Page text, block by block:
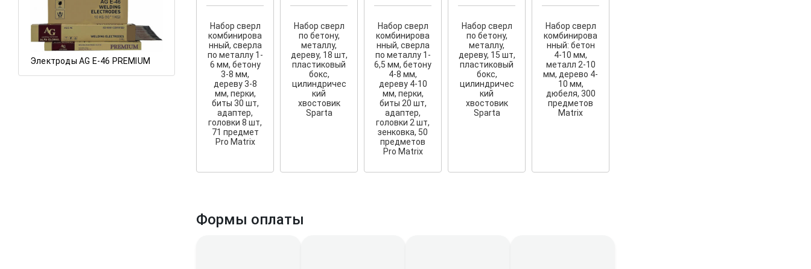
Электроды AG E-46 PREMIUM
Набор сверл
комбинирова
нный, сверла
по металлу 1-
6 мм, бетону
3-8 мм,
дереву 3-8
мм, перки,
биты 30 шт,
адаптер,
головки 8 шт,
71 предмет
Pro Matrix
Набор сверл
по бетону,
металлу,
дереву, 18 шт,
пластиковый
бокс,
цилиндричес
кий
хвостовик
Sparta
Набор сверл
комбинирова
нный, сверла
по металлу 1-
6,5 мм, бетону
4-8 мм,
дереву 4-10
мм, перки,
биты 20 шт,
адаптер,
головки 2 шт,
зенковка, 50
предметов
Pro Matrix
Набор сверл
по бетону,
металлу,
дереву, 15 шт,
пластиковый
бокс,
цилиндричес
кий
хвостовик
Sparta
Набор сверл
комбинирова
нный: бетон
4-10 мм,
металл 2-10
мм, дерево 4-
10 мм,
дюбеля, 300
предметов
Matrix
Формы оплаты